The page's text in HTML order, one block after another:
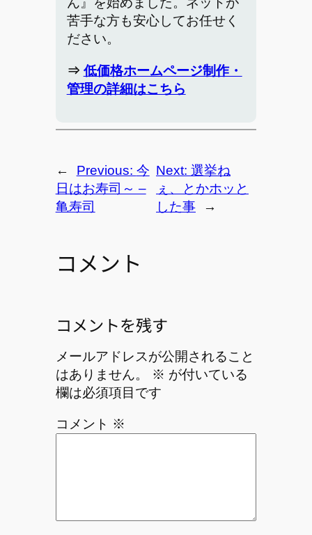
苦手な方も安心してお任せく
ださい。
⇒ 低価格ホームページ制作・
管理の詳細はこちら
← Previous: 今
日はお寿司～ –
亀寿司
Next: 選挙ね
ぇ、とかホッと
した事
→
コメント
コメントを残す
メールアドレスが公開されること
はありません。
※ が付いている
欄は必須項目です
コメント ※